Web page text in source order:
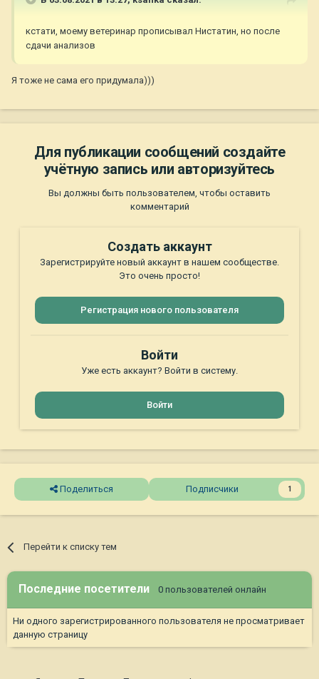
кстати, моему ветеринар прописывал Нистатин, но после
сдачи анализов
Я тоже не сама его придумала)))
Для публикации сообщений создайте
учётную запись или авторизуйтесь
Вы должны быть пользователем, чтобы оставить
комментарий
Создать аккаунт
Зарегистрируйте новый аккаунт в нашем сообществе.
Это очень просто!
Регистрация нового пользователя
Войти
Уже есть аккаунт? Войти в систему.
Войти
Поделиться Подписчики 1
Перейти к списку тем
Последние посетители 0 пользователей онлайн
Ни одного зарегистрированного пользователя не просматривает
данную страницу